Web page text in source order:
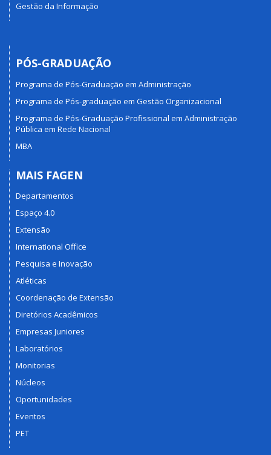
Gestão da Informação
PÓS-GRADUAÇÃO
Programa de Pós-Graduação em Administração
Programa de Pós-graduação em Gestão Organizacional
Programa de Pós-Graduação Profissional em Administração
Pública em Rede Nacional
MBA
MAIS FAGEN
Departamentos
Espaço 4.0
Extensão
International Office
Pesquisa e Inovação
Atléticas
Coordenação de Extensão
Diretórios Acadêmicos
Empresas Juniores
Laboratórios
Monitorias
Núcleos
Oportunidades
Eventos
PET